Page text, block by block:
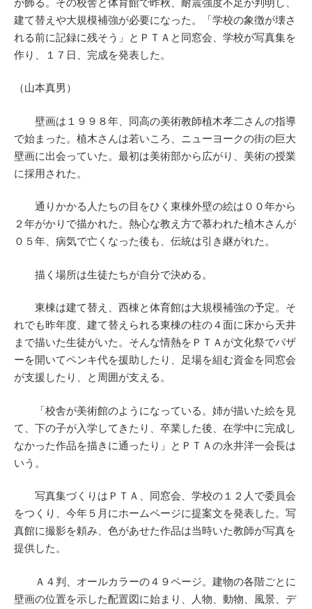
建て替えや大規模補強が必要になった。「学校の象徴が壊さ
れる前に記録に残そう」とＰＴＡと同窓会、学校が写真集を
作り、１７日、完成を発表した。
（山本真男）
壁画は１９９８年、同高の美術教師植木孝二さんの指導
で始まった。植木さんは若いころ、ニューヨークの街の巨大
壁画に出会っていた。最初は美術部から広がり、美術の授業
に採用された。
通りかかる人たちの目をひく東棟外壁の絵は００年から
２年がかりで描かれた。熱心な教え方で慕われた植木さんが
０５年、病気で亡くなった後も、伝統は引き継がれた。
描く場所は生徒たちが自分で決める。
東棟は建て替え、西棟と体育館は大規模補強の予定。そ
れでも昨年度、建て替えられる東棟の柱の４面に床から天井
まで描いた生徒がいた。そんな情熱をＰＴＡが文化祭でバザ
ーを開いてペンキ代を援助したり、足場を組む資金を同窓会
が支援したり、と周囲が支える。
「校舎が美術館のようになっている。姉が描いた絵を見
て、下の子が入学してきたり、卒業した後、在学中に完成し
なかった作品を描きに通ったり」とＰＴＡの永井洋一会長は
いう。
写真集づくりはＰＴＡ、同窓会、学校の１２人で委員会
をつくり、今年５月にホームページに提案文を発表した。写
真館に撮影を頼み、色があせた作品は当時いた教師が写真を
提供した。
Ａ４判、オールカラーの４９ページ。建物の各階ごとに
壁画の位置を示した配置図に始まり、人物、動物、風景、デ